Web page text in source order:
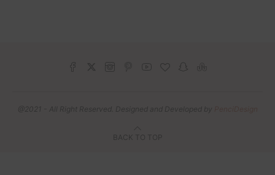
@2021 - All Right Reserved. Designed and Developed by
BACK TO TOP